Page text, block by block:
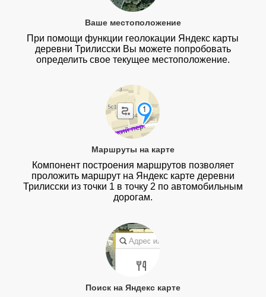
Ваше местоположение
При помощи функции геолокации Яндекс карты
деревни Трилисски Вы можете попробовать
определить свое текущее местоположение.
Маршруты на карте
Компонент построения маршрутов позволяет
проложить маршрут на Яндекс карте деревни
Трилисски из точки 1 в точку 2 по автомобильным
дорогам.
Поиск на Яндекс карте